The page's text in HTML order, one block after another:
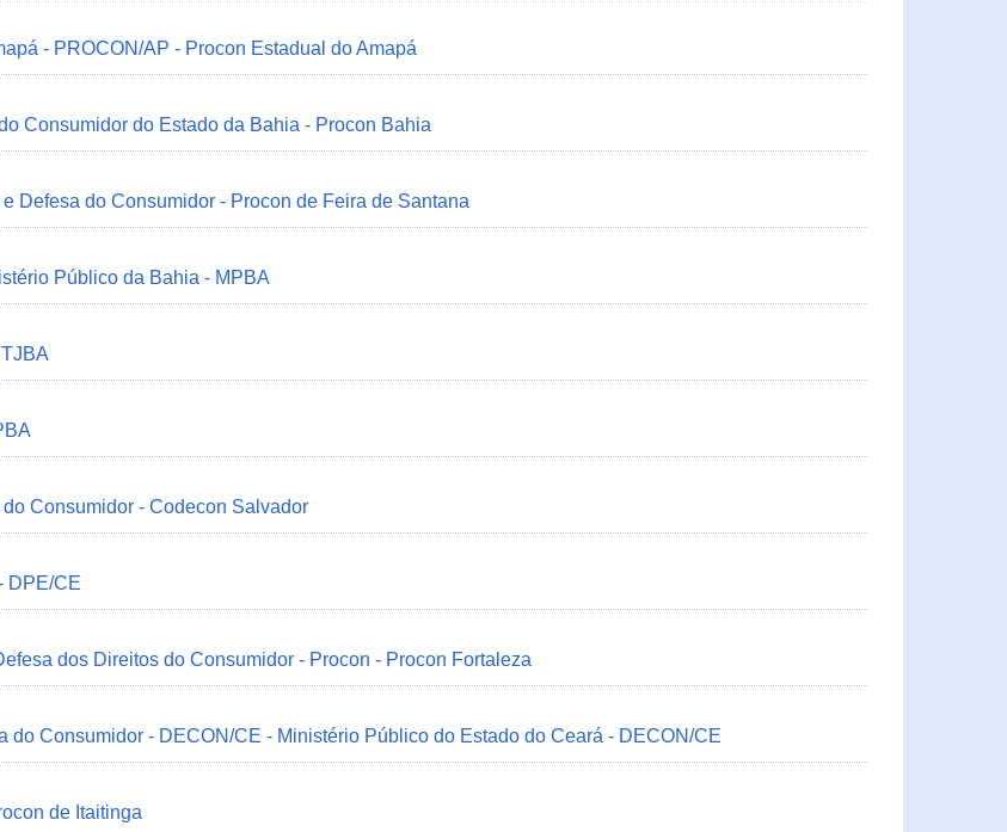
- PROCON/AP - Procon Estadual do Amapá
Consumidor do Estado da Bahia - Procon Bahia
Defesa do Consumidor - Procon de Feira de Santana
Público da Bahia - MPBA
Consumidor - Codecon Salvador
DPE/CE
dos Direitos do Consumidor - Procon - Procon Fortaleza
do Consumidor - DECON/CE - Ministério Público do Estado do Ceará - DECON/CE
de Itaitinga